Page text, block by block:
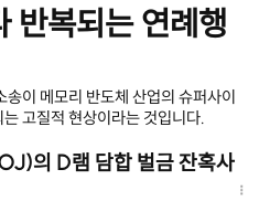
반복되는 연례행
이 메모리 반도체 산업의 슈퍼사이
고질적 현상이라는 것입니다.
의 D램 담합 벌금 잔혹사